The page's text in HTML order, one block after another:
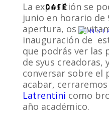
CAFÉ
La exposición se
junio en horario de
apertura, os
inauguración de
que podrás ver las
de syus creadoras,
conversar sobre el
acabar,
Latrentini como
año académico.